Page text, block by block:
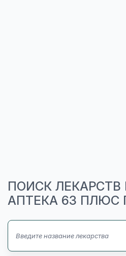
ПОИСК ЛЕКАРСТВ
АПТЕКА 63 ПЛЮС